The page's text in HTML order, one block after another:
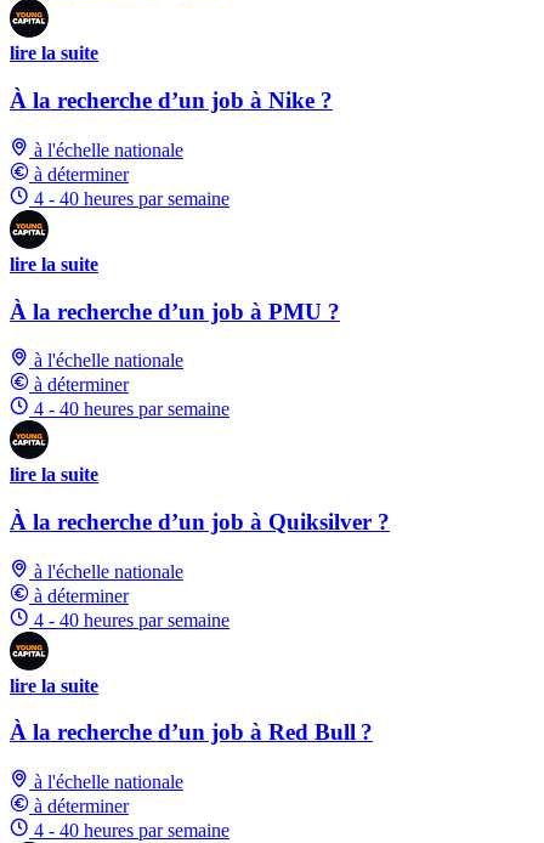
lire la suite
À la recherche d’un job à Nike ?
à l'échelle nationale
à déterminer
4 - 40 heures par semaine
lire la suite
À la recherche d’un job à PMU ?
à l'échelle nationale
à déterminer
4 - 40 heures par semaine
lire la suite
À la recherche d’un job à Quiksilver ?
à l'échelle nationale
à déterminer
4 - 40 heures par semaine
lire la suite
À la recherche d’un job à Red Bull ?
à l'échelle nationale
à déterminer
4 - 40 heures par semaine